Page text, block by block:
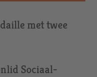
met twee
Sociaal-